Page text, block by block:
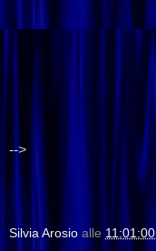
-->
Silvia Arosio alle 11:01:00